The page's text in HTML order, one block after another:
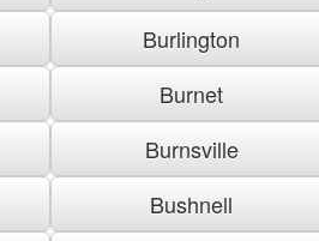
Burlington
Burnet
Burnsville
Bushnell